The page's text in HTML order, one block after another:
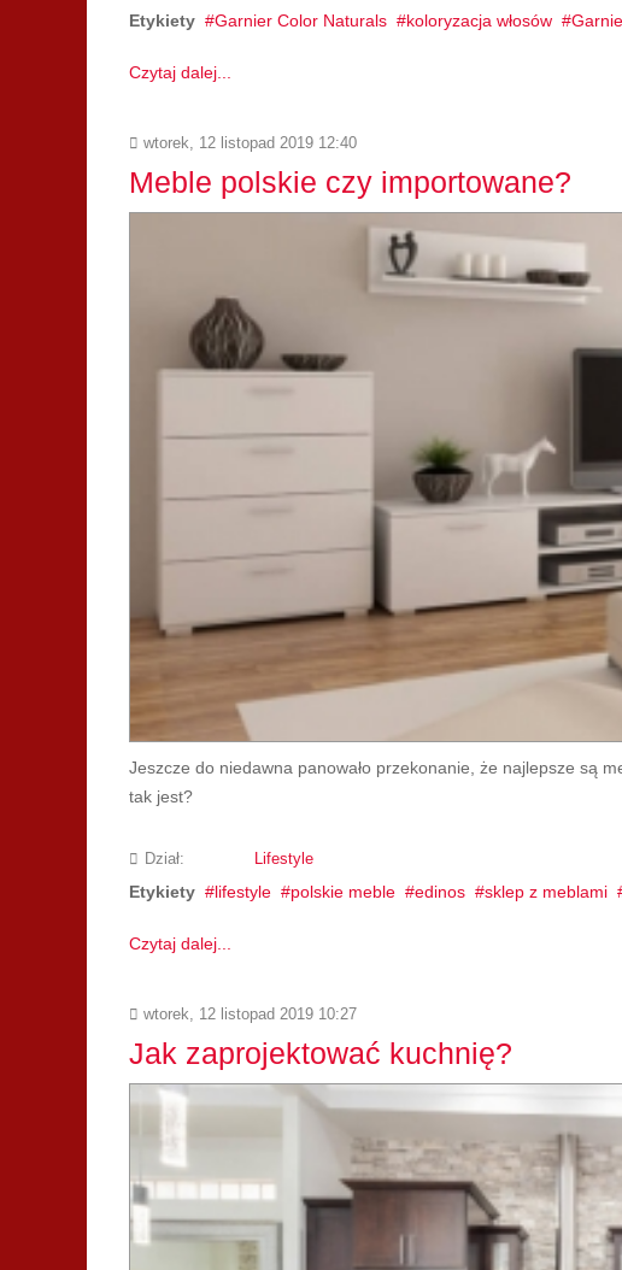
Etykiety Garnier Color Naturals koloryzacja włosów
Czytaj dalej...
wtorek, 12 listopad 2019 12:40
Meble polskie czy importowane?
Jeszcze do niedawna panowało przekonanie, że najlepsze są
tak jest?
Dział: Lifestyle
Etykiety lifestyle polskie meble edinos sklep z meblami
Czytaj dalej...
wtorek, 12 listopad 2019 10:27
Jak zaprojektować kuchnię?